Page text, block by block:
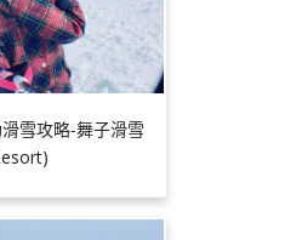
雪攻略-舞子滑雪